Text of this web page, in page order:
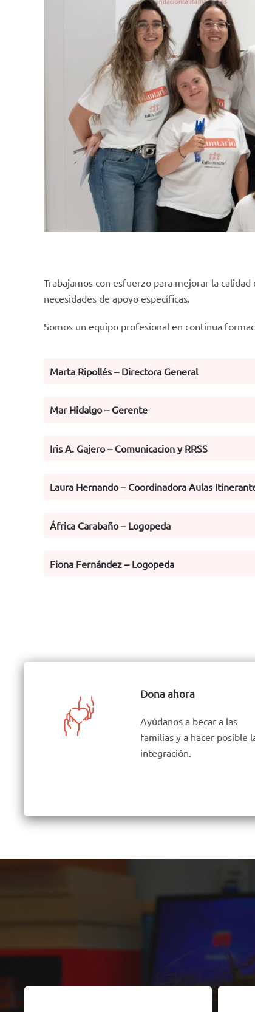
Trabajamos con esfuerzo para mejorar la
necesidades de apoyo específicas.
Somos un equipo profesional en continua
Marta Ripollés – Directora General
Mar Hidalgo – Gerente
Iris A. Gajero – Comunicacion y RRSS
Laura Hernando – Coordinadora Aulas
África Carabaño – Logopeda
Fiona Fernández – Logopeda
Dona ahora
Ayúdanos a becar a las
familias y a hacer posible
integración.